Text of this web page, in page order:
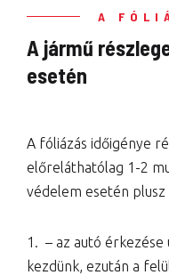
A
A jármű
esetén
A fóliázás időigénye
előreláthatólag 1-2
védelem esetén
1. – az autó érkezése
kezdünk, ezután a